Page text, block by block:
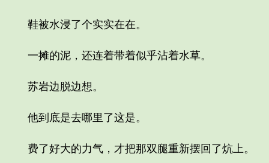
鞋被水浸了个实实在在。
一摊的泥，还连着带着似乎沾着水草。
苏岩边脱边想。
他到底是去哪里了这是。
费了好大的力气，才把那双腿重新摆回了炕上。